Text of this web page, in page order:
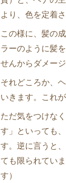
より、色を定着
この様に、髪の
ラーのように髪
せんからダメー
それどころか、
いきます。これ
ただ気をつけな
す」といっても
す。逆に言うと
ても限られてい
す）